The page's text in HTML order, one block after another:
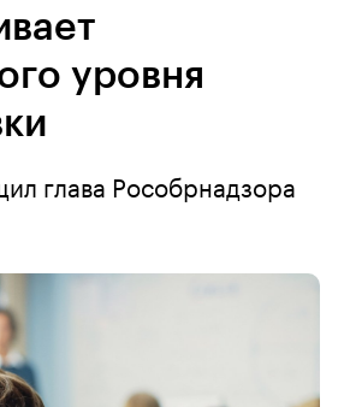
уровня
глава Рособрнадзора